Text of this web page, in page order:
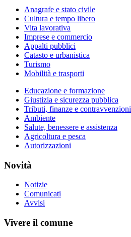
Anagrafe e stato civile
Cultura e tempo libero
Vita lavorativa
Imprese e commercio
Appalti pubblici
Catasto e urbanistica
Turismo
Mobilità e trasporti
Educazione e formazione
Giustizia e sicurezza pubblica
Tributi, finanze e contravvenzioni
Ambiente
Salute, benessere e assistenza
Agricoltura e pesca
Autorizzazioni
Novità
Notizie
Comunicati
Avvisi
Vivere il comune